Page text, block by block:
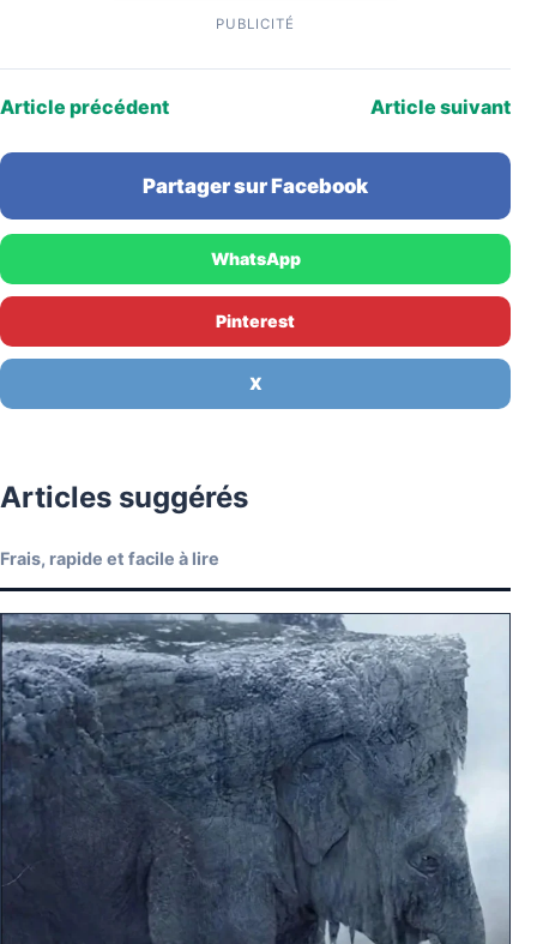
PUBLICITÉ
Article précédent Article suivant
Partager sur Facebook
WhatsApp
Pinterest
X
Articles suggérés
Frais, rapide et facile à lire